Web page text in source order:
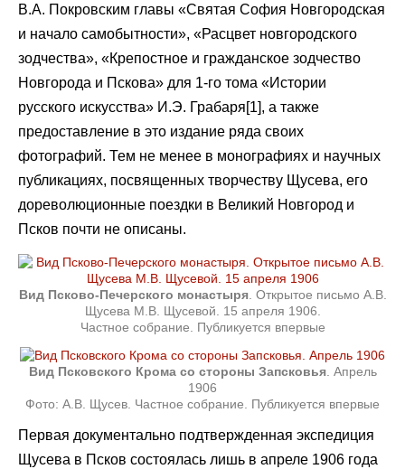
В.А. Покровским главы «Святая София Новгородская
и начало самобытности», «Расцвет новгородского
зодчества», «Крепостное и гражданское зодчество
Новгорода и Пскова» для 1-го тома «Истории
русского искусства» И.Э. Грабаря[1], а также
предоставление в это издание ряда своих
фотографий. Тем не менее в монографиях и научных
публикациях, посвященных творчеству Щусева, его
дореволюционные поездки в Великий Новгород и
Псков почти не описаны.
Вид Псково-Печерского монастыря. Открытое письмо А.В.
Щусева М.В. Щусевой. 15 апреля 1906.
Частное собрание. Публикуется впервые
Вид Псковского Крома со стороны Запсковья. Апрель
1906
Фото: А.В. Щусев. Частное собрание. Публикуется впервые
Первая документально подтвержденная экспедиция
Щусева в Псков состоялась лишь в апреле 1906 года